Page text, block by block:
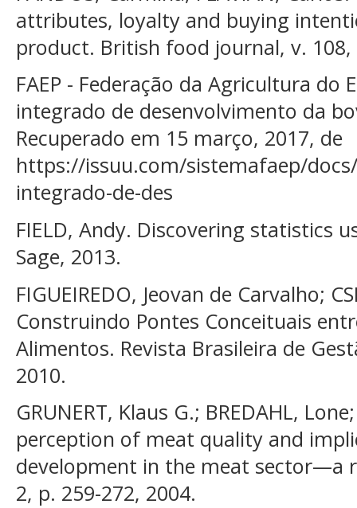
attributes, loyalty and buying
product. British food journal, v. 108,
FAEP - Federação da Agricultura do
integrado de desenvolvimento da
Recuperado em 15 março, 2017, de
https://issuu.com/sistemafaep/
integrado-de-des
FIELD, Andy. Discovering statistics
Sage, 2013.
FIGUEIREDO, Jeovan de Carvalho;
Construindo Pontes Conceituais
Alimentos. Revista Brasileira de
2010.
GRUNERT, Klaus G.; BREDAHL,
perception of meat quality and
development in the meat sector—a
2, p. 259-272, 2004.